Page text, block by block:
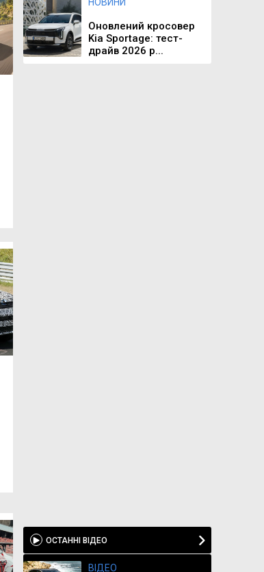
Оновлений кросовер
Kia Sportage: тест-
драйв 2026 р...
ОСТАННІ ВІДЕО
ВІДЕО